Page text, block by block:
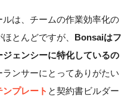
は、チームの作業効率化の
とんどですが、 Bonsaiはフ
ェンシーに特化しているの
ランサーにとってありがたい
プレート と契約書ビルダー